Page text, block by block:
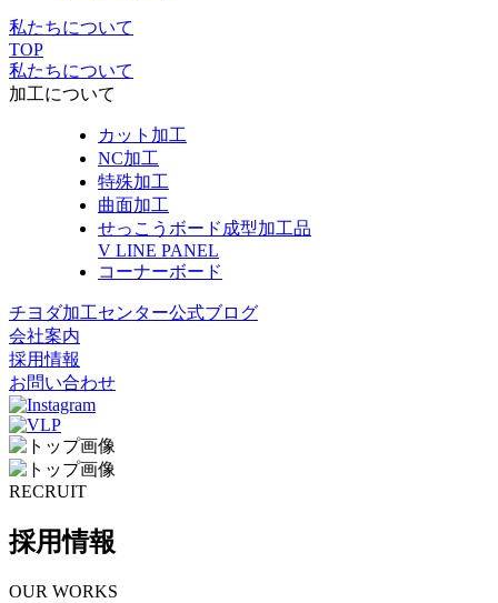
私たちについて
TOP
私たちについて
加工について
カット加工
NC加工
特殊加工
曲面加工
せっこうボード成型加工品
V LINE PANEL
コーナーボード
チヨダ加工センター公式ブログ
会社案内
採用情報
お問い合わせ
RECRUIT
採用情報
OUR WORKS